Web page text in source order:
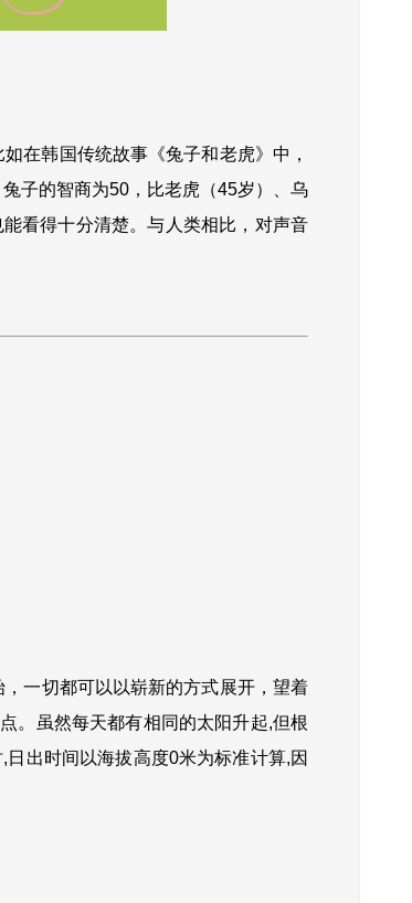
在韩国传统故事《兔子和老虎》中，
子的智商为50，比老虎（45岁）、乌
看得十分清楚。与人类相比，对声音
一切都可以以崭新的方式展开，望着
。
虽然每天都有相同的太阳升起,但根
出时间以海拔高度0米为标准计算,因